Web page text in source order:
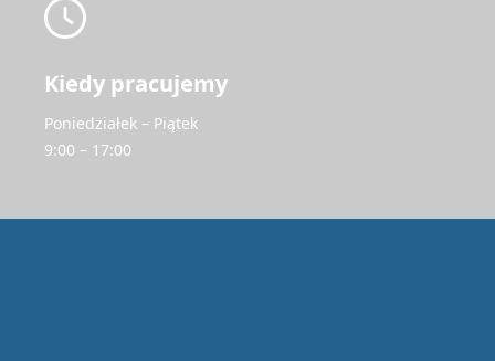
Kiedy pracujemy
Poniedziałek – Piątek
9:00 – 17:00